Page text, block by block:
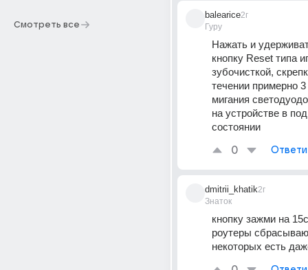
Смотреть все
balearice
Гуру
2г
Нажать и
кнопку Reset типа
зубочисткой,
течении примерно
мигания
на устройстве в
состоянии
0
dmitrii_khatik
Знаток
2г
кнопку зажми на
роутеры
некоторых есть